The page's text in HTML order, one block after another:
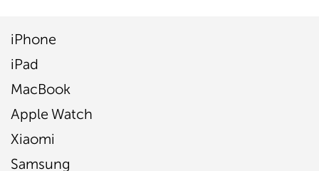
iPhone
iPad
MacBook
Apple Watch
Xiaomi
Samsung